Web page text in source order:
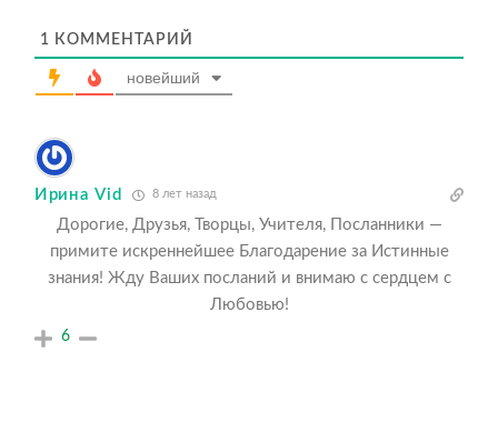
1 КОММЕНТАРИЙ
новейший
Ирина Vid 8 лет назад
Дорогие, Друзья, Творцы, Учителя, Посланники —
примите искреннейшее Благодарение за Истинные
знания! Жду Ваших посланий и внимаю с сердцем с
Любовью!
6